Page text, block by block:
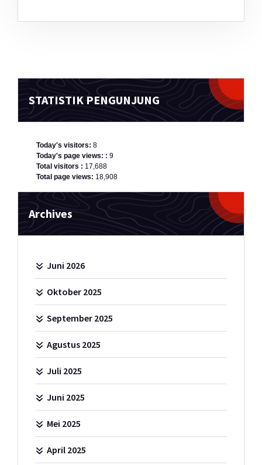
STATISTIK PENGUNJUNG
Today's visitors: 8
Today's page views: : 9
Total visitors : 17,688
Total page views: 18,908
Archives
Juni 2026
Oktober 2025
September 2025
Agustus 2025
Juli 2025
Juni 2025
Mei 2025
April 2025